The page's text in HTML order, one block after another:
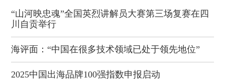
“山河映忠魂”全国英烈讲解员大赛第三场复赛在四
川自贡举行
海评面：“中国在很多技术领域已处于领先地位”
2025中国出海品牌100强指数申报启动